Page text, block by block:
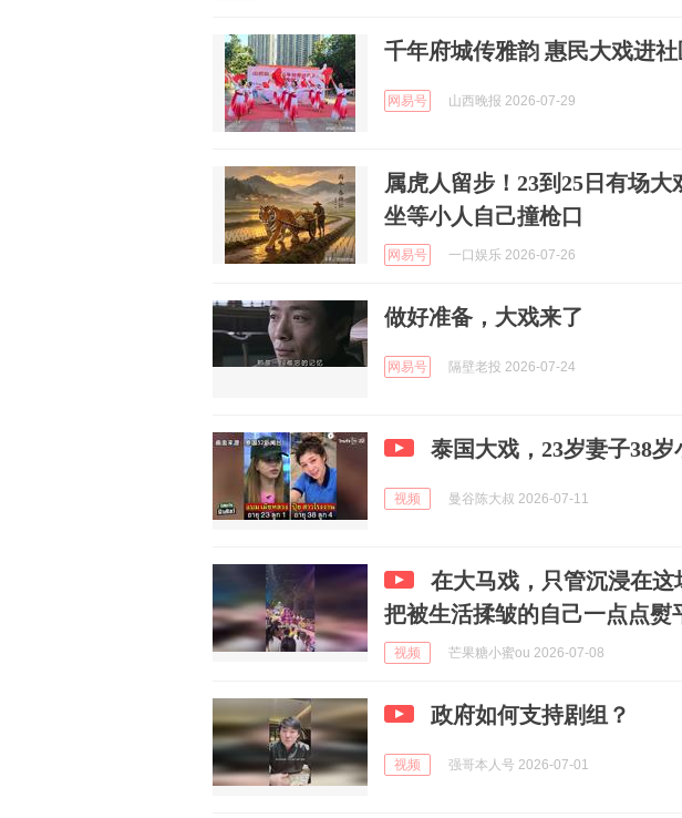
千年府城传雅韵 惠民大戏
网易号 山西晚报 2026-07-29
属虎人留步！23到25日有场大
坐等小人自己撞枪口
网易号 一口娱乐 2026-07-26
做好准备，大戏来了
网易号 隔壁老投 2026-07-24
泰国大戏，23岁妻子38岁
视频 曼谷陈大叔 2026-07-11
在大马戏，只管沉浸在这
把被生活揉皱的自己一点点熨
视频 芒果糖小蜜ou 2026-07-08
政府如何支持剧组？
视频 强哥本人号 2026-07-01